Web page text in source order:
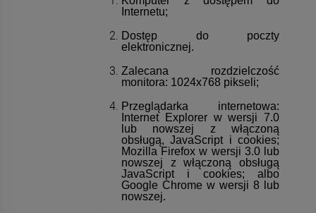
Internetu;
Dostęp do poczty
elektronicznej.
Zalecana rozdzielczość
monitora: 1024x768 pikseli;
Przeglądarka internetowa:
Internet Explorer w wersji 7.0
lub nowszej z włączoną
obsługą, JavaScript i cookies;
Mozilla Firefox w wersji 3.0 lub
nowszej z włączoną obsługą
JavaScript i cookies; albo
Google Chrome w wersji 8 lub
nowszej.